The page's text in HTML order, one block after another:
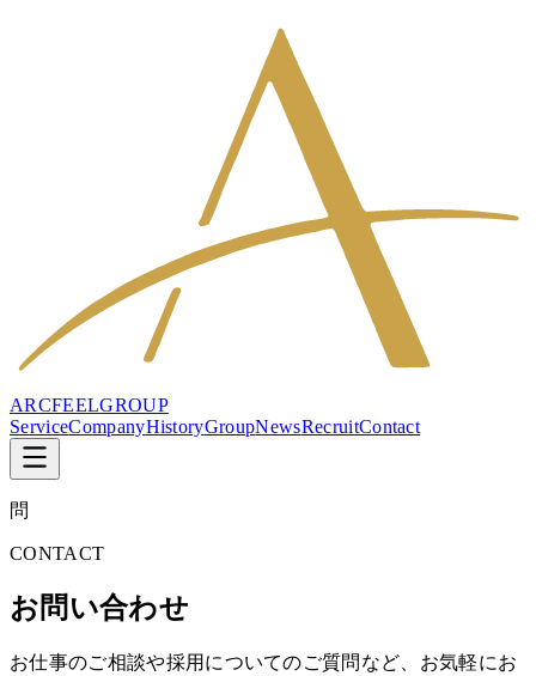
ARCFEELGROUP
ServiceCompanyHistoryGroupNewsRecruitContact
問
CONTACT
お問い合わせ
お仕事のご相談や採用についてのご質問など、お気軽にお